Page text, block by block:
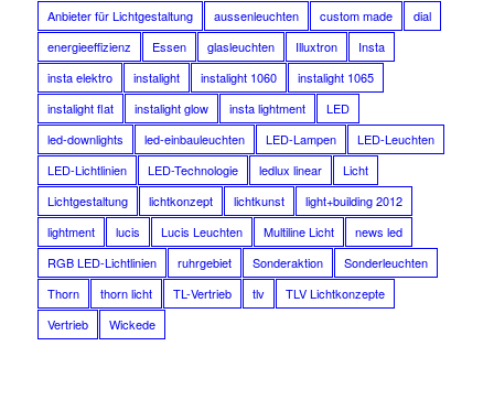
Anbieter für Lichtgestaltung aussenleuchten custom made
dial
energieeffizienz
Essen glasleuchten Illuxtron
Insta
insta elektro
instalight instalight 1060
instalight 1065
instalight flat
instalight glow insta lightment
LED
led-downlights
led-einbauleuchten LED-Lampen
LED-Leuchten
LED-Lichtlinien
LED-Technologie ledlux linear
Licht
Lichtgestaltung
lichtkonzept lichtkunst
light+building 2012
lightment
lucis Lucis Leuchten Multiline Licht
news led
RGB LED-Lichtlinien
ruhrgebiet Sonderaktion
Sonderleuchten
Thorn
thorn licht TL-Vertrieb tlv
TLV Lichtkonzepte
Vertrieb
Wickede